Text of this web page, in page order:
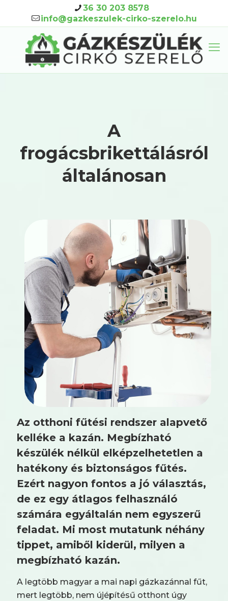
36 30 203 8578
info@gazkeszulek-cirko-szerelo.hu
A
frogácsbrikettálásról
általánosan
Az otthoni fűtési rendszer alapvető
kelléke a kazán. Megbízható
készülék nélkül elképzelhetetlen a
hatékony és biztonságos fűtés.
Ezért nagyon fontos a jó választás,
de ez egy átlagos felhasználó
számára egyáltalán nem egyszerű
feladat. Mi most mutatunk néhány
tippet, amiből kiderül, milyen a
megbízható kazán.
A legtöbb magyar a mai napi gázkazánnal fűt,
mert legtöbb, nem újépítésű otthont úgy